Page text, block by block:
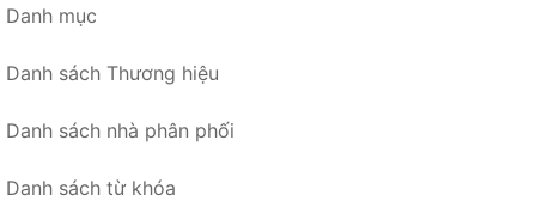
Danh mục
Danh sách Thương hiệu
Danh sách nhà phân phối
Danh sách từ khóa